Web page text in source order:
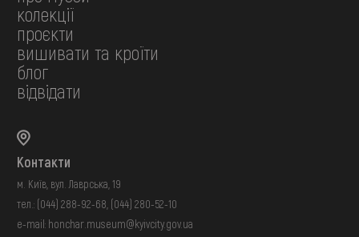
колекції
проєкти
вишивати та кроїти
блог
відвідати
Контакти
м. Київ, вул. Лаврська, 19
тел.: (044) 288-92-68 (044) 280-52-10
e-mail: honchar.museum@kyivcity.gov.ua